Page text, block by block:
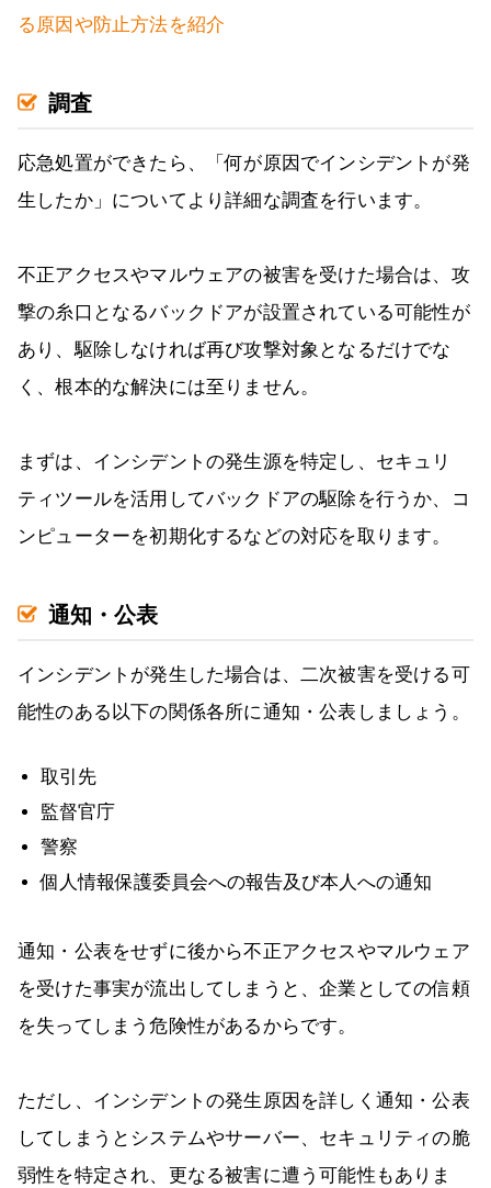
る原因や防止方法を紹介
調査
応急処置ができたら、「何が原因でインシデントが発
生したか」についてより詳細な調査を行います。
不正アクセスやマルウェアの被害を受けた場合は、攻
撃の糸口となるバックドアが設置されている可能性が
あり、駆除しなければ再び攻撃対象となるだけでな
く、根本的な解決には至りません。
まずは、インシデントの発生源を特定し、セキュリ
ティツールを活用してバックドアの駆除を行うか、コ
ンピューターを初期化するなどの対応を取ります。
通知・公表
インシデントが発生した場合は、二次被害を受ける可
能性のある以下の関係各所に通知・公表しましょう。
取引先
監督官庁
警察
個人情報保護委員会への報告及び本人への通知
通知・公表をせずに後から不正アクセスやマルウェア
を受けた事実が流出してしまうと、企業としての信頼
を失ってしまう危険性があるからです。
ただし、インシデントの発生原因を詳しく通知・公表
してしまうとシステムやサーバー、セキュリティの脆
弱性を特定され、更なる被害に遭う可能性もありま